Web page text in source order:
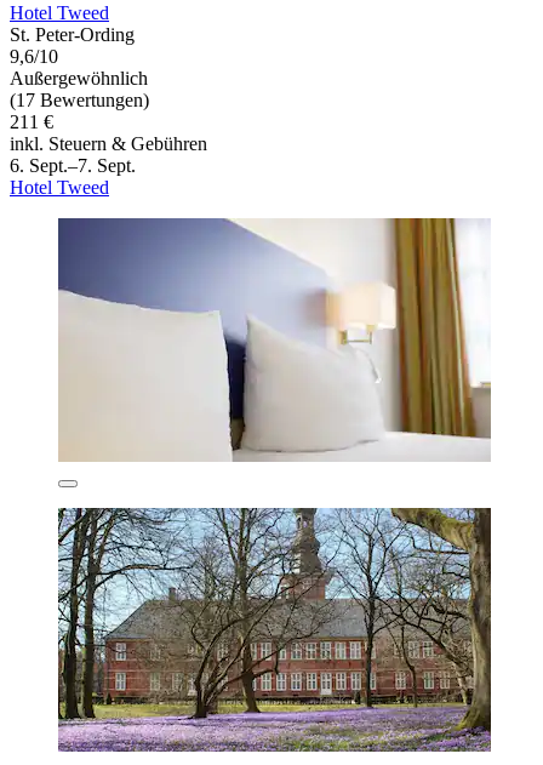
Hotel Tweed
St. Peter-Ording
9,6/10
Außergewöhnlich
(17 Bewertungen)
211 €
inkl. Steuern & Gebühren
6. Sept.–7. Sept.
Hotel Tweed